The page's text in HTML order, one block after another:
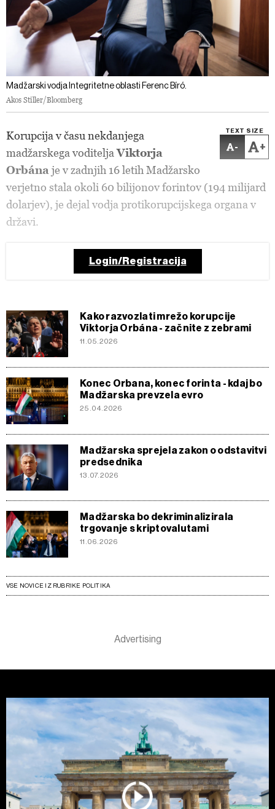
Madžarski vodja Integritetne oblasti Ferenc Bíró.
Akos Stiller/Bloomberg
TEXT SIZE
- +
Korupcija v času nekdanjega
madžarskega voditeljaViktorja
Orbána je v zadnjih 16 letih Madžarsko
verjetno stala okoli 60 bilijonov forintov (194 milijard
dolarjev), je dejal vodja protikorupcijskega organa v
državi.
Login/Registracija
Kako razvozlati mrežo korupcije
Viktorja Orbána - začnite z zebrami
11.05.2026
Konec Orbana, konec forinta - kdaj bo
Madžarska prevzela evro
25.04.2026
Madžarska sprejela zakon o odstavitvi
predsednika
13.07.2026
Madžarska bo dekriminalizirala
trgovanje s kriptovalutami
11.06.2026
VSE NOVICE IZ RUBRIKE POLITIKA